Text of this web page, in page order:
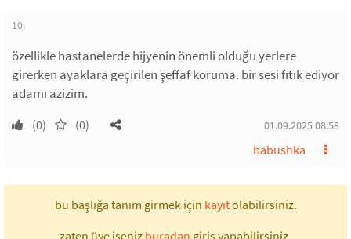
10.
özellikle hastanelerde hijyenin önemli olduğu yerlere
girerken ayaklara geçirilen şeffaf koruma. bir sesi fıtık ediyor
adamı azizim.
(0) (0) 01.09.2025 08:58
babushka
bu başlığa tanım girmek için kayıtolabilirsiniz.
zaten üye iseniz buradan giriş yapabilirsiniz.